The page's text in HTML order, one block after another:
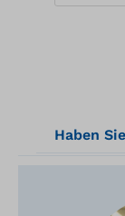
Haben